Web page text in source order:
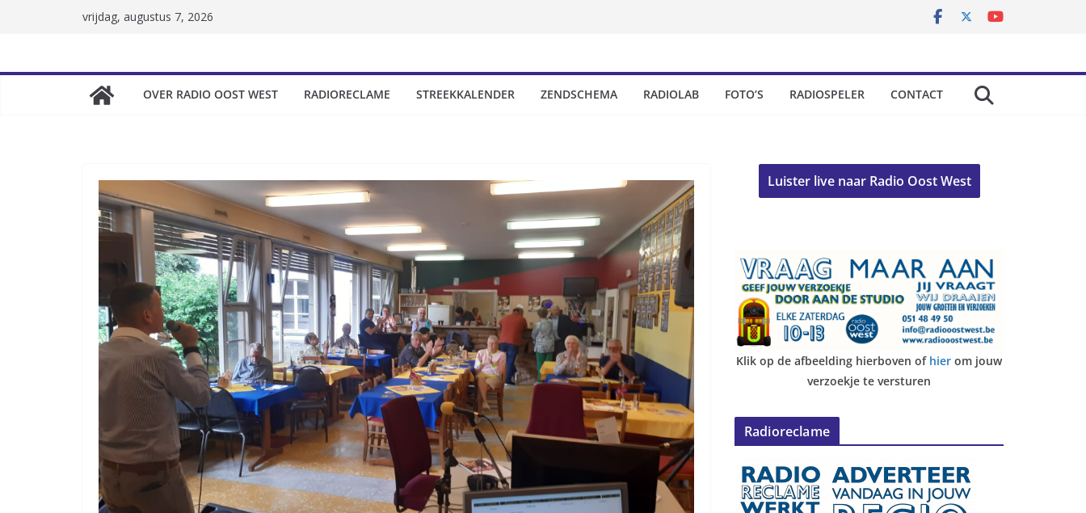
vrijdag, augustus 7, 2026
OVER RADIO OOST WEST RADIORECLAME STREEKKALENDER ZENDSCHEMA RADIOLAB FOTO’S RADIOSPELER CONTACT
Luister live naar Radio Oost West
Klik op de afbeelding hierboven of hier om jouw
verzoekje te versturen
Radioreclame